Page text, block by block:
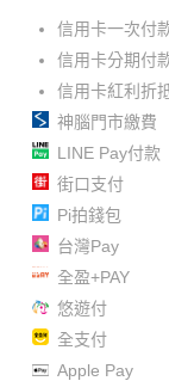
信用卡一次付
信用卡分期付
信用卡紅利折
神腦門市繳費
LINE Pay付款
街口支付
Pi拍錢包
台灣Pay
全盈+PAY
悠遊付
全支付
Apple Pay